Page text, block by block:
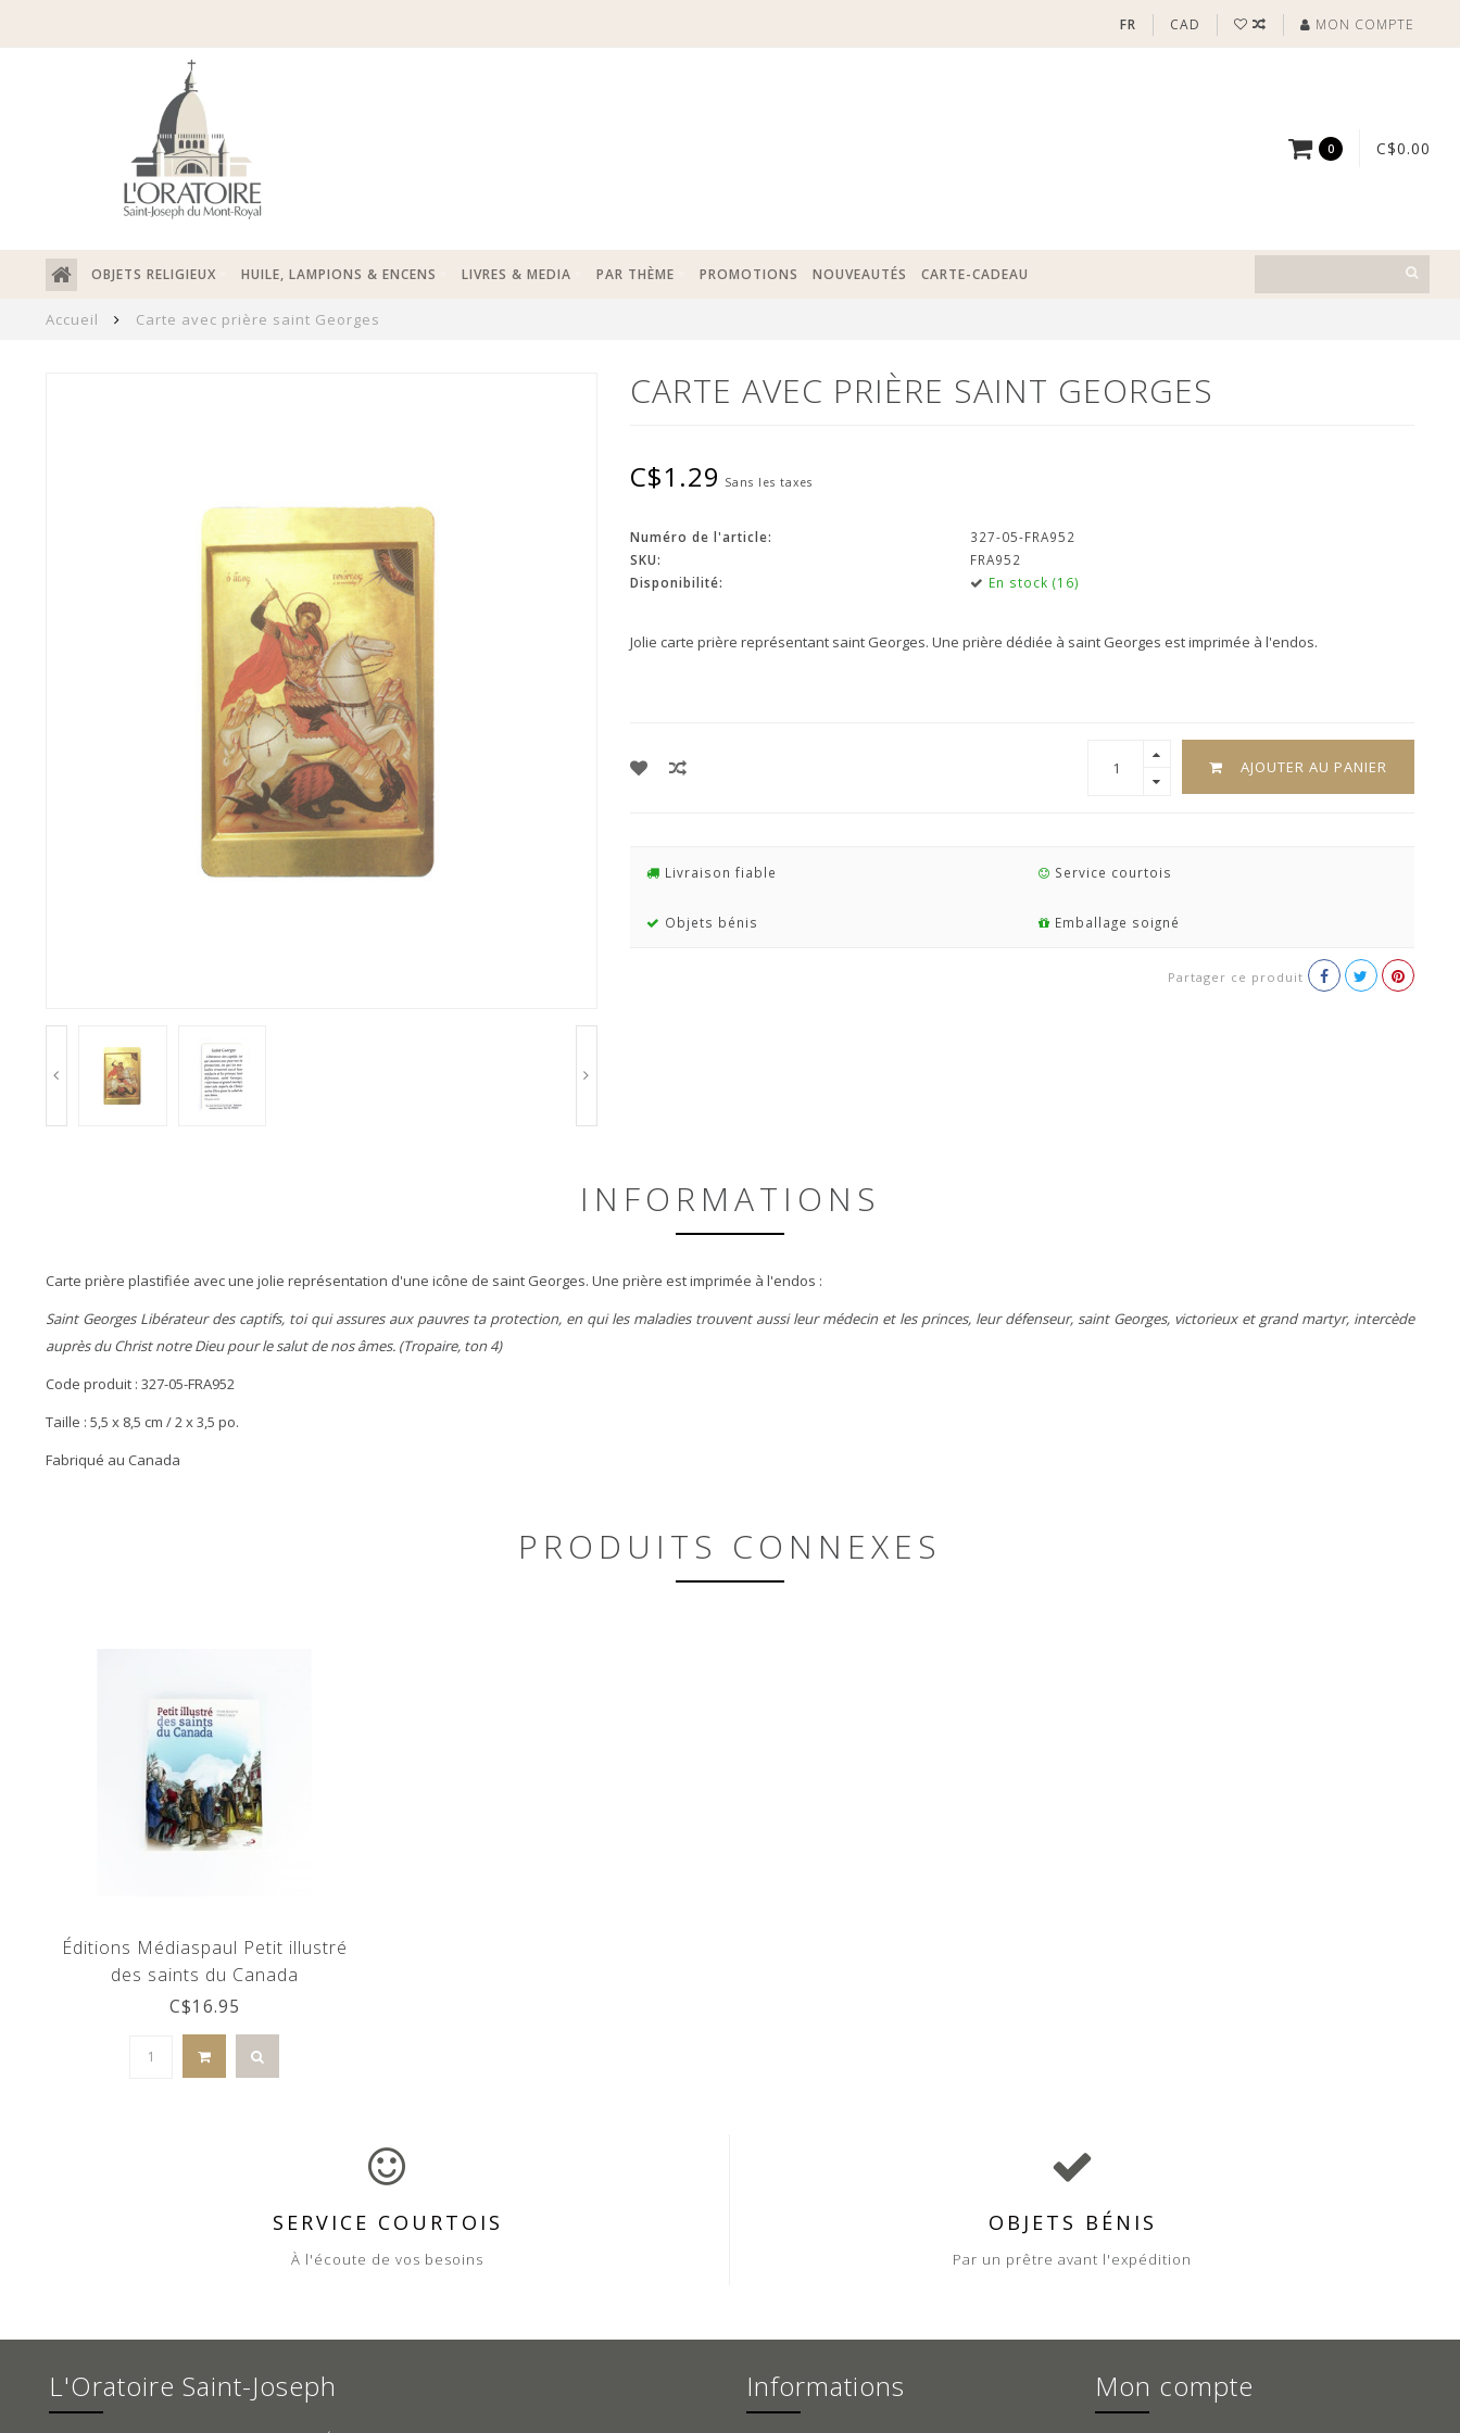
FR CAD MON COMPTE
0 C$0.00
OBJETS RELIGIEUX HUILE, LAMPIONS & ENCENS LIVRES & MEDIA PAR THÈME PROMOTIONS NOUVEAUTÉS CARTE-CADEAU
Accueil Carte avec prière saint Georges
CARTE AVEC PRIÈRE SAINT GEORGES
C$1.29 Sans les taxes
Numéro de l'article:
327-05-FRA952
SKU:
FRA952
Disponibilité:
En stock (16)
Jolie carte prière représentant saint Georges. Une prière dédiée à saint Georges est imprimée à l'endos.
AJOUTER AU PANIER
Livraison fiable Service courtois
Objets bénis Emballage soigné
Partager ce produit
INFORMATIONS
Carte prière plastifiée avec une jolie représentation d'une icône de saint Georges. Une prière est imprimée à l'endos :
Saint Georges Libérateur des captifs, toi qui assures aux pauvres ta protection, en qui les maladies trouvent aussi leur médecin et les princes, leur défenseur, saint Georges, victorieux et grand martyr, intercède
auprès du Christ notre Dieu pour le salut de nos âmes. (Tropaire, ton 4)
Code produit : 327-05-FRA952
Taille : 5,5 x 8,5 cm / 2 x 3,5 po.
Fabriqué au Canada
PRODUITS CONNEXES
Éditions Médiaspaul Petit illustré
des saints du Canada
C$16.95
SERVICE COURTOIS
À l'écoute de vos besoins
OBJETS BÉNIS
Par un prêtre avant l'expédition
L'Oratoire Saint-Joseph Informations Mon compte